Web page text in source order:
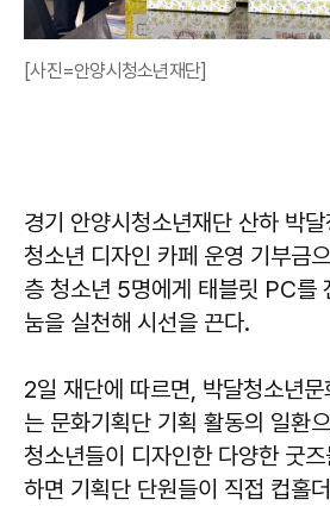
[사진=안양시청소년재단]
경기 안양시청소년재단 산하 박달
청소년 디자인 카페 운영 기부금
층 청소년 5명에게 태블릿 PC를
눔을 실천해 시선을 끈다.
2일 재단에 따르면, 박달청소년문
는 문화기획단 기획 활동의 일환
청소년들이 디자인한 다양한 굿
하면 기획단 단원들이 직접 컵홀